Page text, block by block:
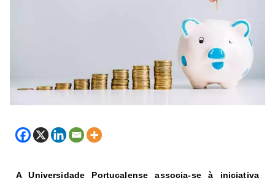
A Universidade Portucalense associa-se à iniciativa